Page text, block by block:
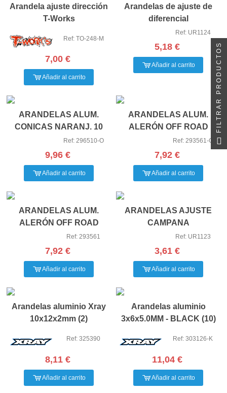
Arandela ajuste dirección
T-Works
Ref: TO-248-M
7,00 €
Añadir al carrito
Arandelas de ajuste de
diferencial
(16X13X0,1/0,2) (20
unidades)
Ref: UR1124
5,18 €
Añadir al carrito
ARANDELAS ALUM.
CONICAS NARANJ. 10
Ref: 296510-O
9,96 €
Añadir al carrito
ARANDELAS ALUM.
ALERÓN OFF ROAD
NARANJASRef: 293561-O
7,92 €
Añadir al carrito
ARANDELAS ALUM.
ALERÓN OFF ROAD
HUDY (2)Ref: 293561
7,92 €
Añadir al carrito
ARANDELAS AJUSTE
CAMPANA
(5X0.10/5X0.20/5X0.30)
Ref: UR1123
3,61 €
Añadir al carrito
Arandelas aluminio Xray
10x12x2mm (2)
Ref: 325390
8,11 €
Añadir al carrito
Arandelas aluminio
3x6x5.0MM - BLACK (10)
Ref: 303126-K
11,04 €
Añadir al carrito
FILTRAR PRODUCTOS